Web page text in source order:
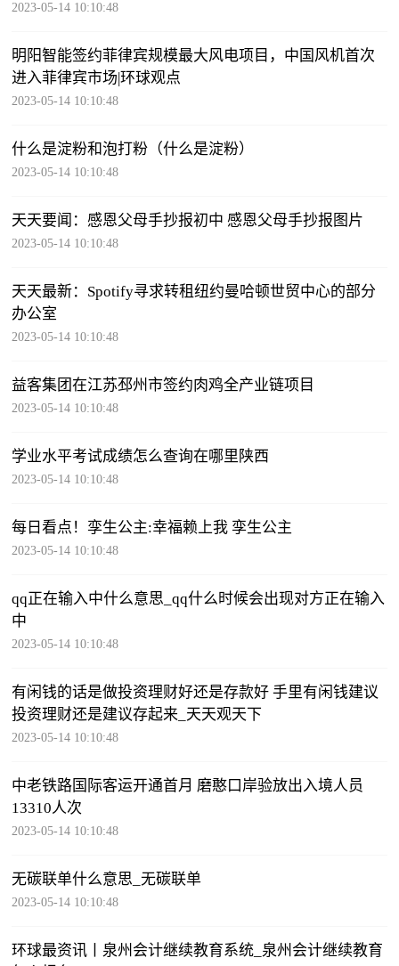
2023-05-14 10:10:48
明阳智能签约菲律宾规模最大风电项目，中国风机首次
进入菲律宾市场|环球观点
2023-05-14 10:10:48
什么是淀粉和泡打粉（什么是淀粉）
2023-05-14 10:10:48
天天要闻：感恩父母手抄报初中 感恩父母手抄报图片
2023-05-14 10:10:48
天天最新：Spotify寻求转租纽约曼哈顿世贸中心的部分
办公室
2023-05-14 10:10:48
益客集团在江苏邳州市签约肉鸡全产业链项目
2023-05-14 10:10:48
学业水平考试成绩怎么查询在哪里陕西
2023-05-14 10:10:48
每日看点！孪生公主:幸福赖上我 孪生公主
2023-05-14 10:10:48
qq正在输入中什么意思_qq什么时候会出现对方正在输入
中
2023-05-14 10:10:48
有闲钱的话是做投资理财好还是存款好 手里有闲钱建议
投资理财还是建议存起来_天天观天下
2023-05-14 10:10:48
中老铁路国际客运开通首月 磨憨口岸验放出入境人员
13310人次
2023-05-14 10:10:48
无碳联单什么意思_无碳联单
2023-05-14 10:10:48
环球最资讯丨泉州会计继续教育系统_泉州会计继续教育